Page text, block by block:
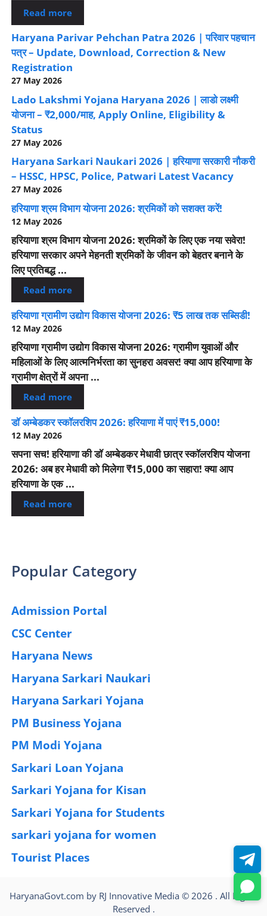
Read more
Haryana Parivar Pehchan Patra 2026 | परिवार पहचान
पत्र – Update, Download, Correction & New
Registration
27 May 2026
Lado Lakshmi Yojana Haryana 2026 | लाडो लक्ष्मी
योजना – ₹2,000/माह, Apply Online, Eligibility &
Status
27 May 2026
Haryana Sarkari Naukari 2026 | हरियाणा सरकारी नौकरी
– HSSC, HPSC, Police, Patwari Latest Vacancy
27 May 2026
हरियाणा श्रम विभाग योजना 2026: श्रमिकों को सशक्त करें!
12 May 2026
हरियाणा श्रम विभाग योजना 2026: श्रमिकों के लिए एक नया सवेरा!
हरियाणा सरकार अपने मेहनती श्रमिकों के जीवन को बेहतर बनाने के
लिए प्रतिबद्ध ...
Read more
हरियाणा ग्रामीण उद्योग विकास योजना 2026: ₹5 लाख तक सब्सिडी!
12 May 2026
हरियाणा ग्रामीण उद्योग विकास योजना 2026: ग्रामीण युवाओं और
महिलाओं के लिए आत्मनिर्भरता का सुनहरा अवसर! क्या आप हरियाणा के
ग्रामीण क्षेत्रों में अपना ...
Read more
डॉ अम्बेडकर स्कॉलरशिप 2026: हरियाणा में पाएं ₹15,000!
12 May 2026
सपना सच! हरियाणा की डॉ अम्बेडकर मेधावी छात्र स्कॉलरशिप योजना
2026: अब हर मेधावी को मिलेगा ₹15,000 का सहारा! क्या आप
हरियाणा के एक ...
Read more
Popular Category
Admission Portal
CSC Center
Haryana News
Haryana Sarkari Naukari
Haryana Sarkari Yojana
PM Business Yojana
PM Modi Yojana
Sarkari Loan Yojana
Sarkari Yojana for Kisan
Sarkari Yojana for Students
sarkari yojana for women
Tourist Places
HaryanaGovt.com by RJ Innovative Media © 2026 . All Rights
Reserved .